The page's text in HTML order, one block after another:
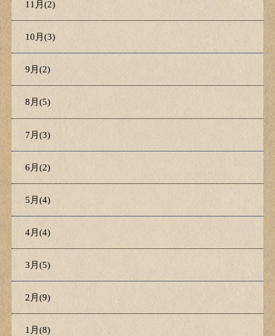
11月(2)
10月(3)
9月(2)
8月(5)
7月(3)
6月(2)
5月(4)
4月(4)
3月(5)
2月(9)
1月(8)